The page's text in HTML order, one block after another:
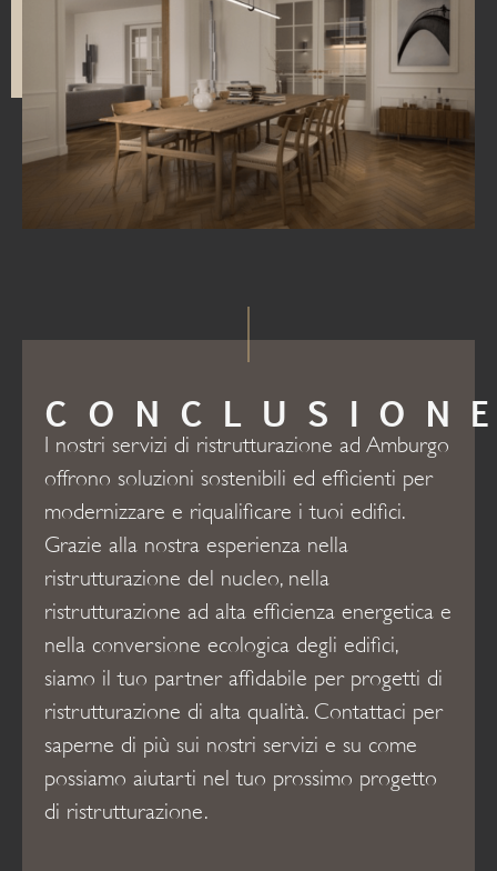
I nostri servizi di ristrutturazione ad Amburgo
offrono soluzioni sostenibili ed efficienti per
modernizzare e riqualificare i tuoi edifici.
Grazie alla nostra esperienza nella
ristrutturazione del nucleo, nella
ristrutturazione ad alta efficienza energetica e
nella conversione ecologica degli edifici,
siamo il tuo partner affidabile per progetti di
ristrutturazione di alta qualità. Contattaci per
saperne di più sui nostri servizi e su come
possiamo aiutarti nel tuo prossimo progetto
di ristrutturazione.